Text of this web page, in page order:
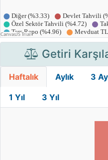
Getiri
Haftalık Aylık 3 Ay
1 Yıl 3 Yıl